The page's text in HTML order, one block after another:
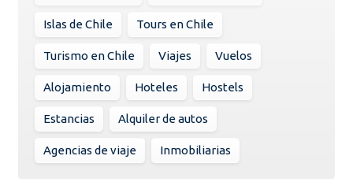
Islas de Chile Tours en Chile
Turismo en Chile Viajes Vuelos
Alojamiento Hoteles Hostels
Estancias Alquiler de autos
Agencias de viaje Inmobiliarias